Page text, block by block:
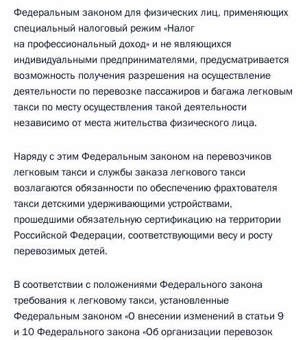
Федеральным законом для физических лиц, применяющих
специальный налоговый режим «Налог
на профессиональный доход» и не являющихся
индивидуальными предпринимателями, предусматривается
возможность получения разрешения на осуществление
деятельности по перевозке пассажиров и багажа легковым
такси по месту осуществления такой деятельности
независимо от места жительства физического лица.
Наряду с этим Федеральным законом на перевозчиков
легковым такси и службы заказа легкового такси
возлагаются обязанности по обеспечению фрахтователя
такси детскими удерживающими устройствами,
прошедшими обязательную сертификацию на территории
Российской Федерации, соответствующими весу и росту
перевозимых детей.
В соответствии с положениями Федерального закона
требования к легковому такси, установленные
Федеральным законом «О внесении изменений в статьи 9
и 10 Федерального закона «Об организации перевозок